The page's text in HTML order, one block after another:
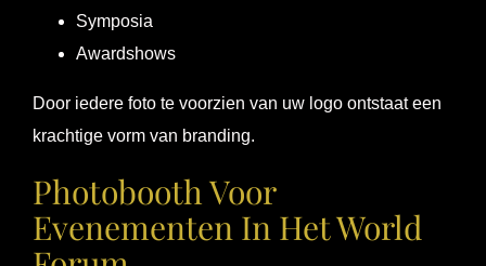
Symposia
Awardshows
Door iedere foto te voorzien van uw logo ontstaat een
krachtige vorm van branding.
Photobooth Voor
Evenementen In Het World